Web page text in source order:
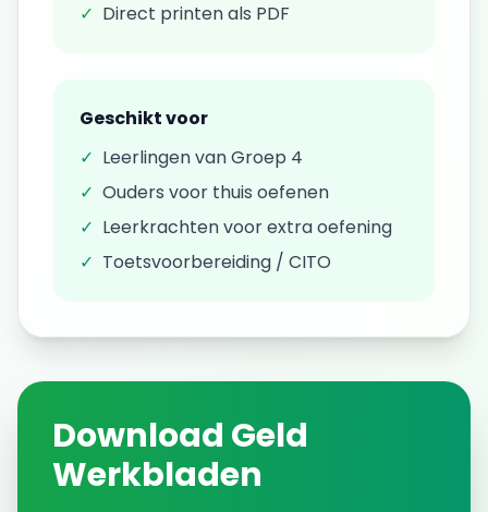
✓ Direct printen als PDF
Geschikt voor
✓ Leerlingen vanGroep 4
✓ Ouders voor thuis oefenen
✓ Leerkrachten voor extra oefening
✓ Toetsvoorbereiding / CITO
Download Geld
Werkbladen